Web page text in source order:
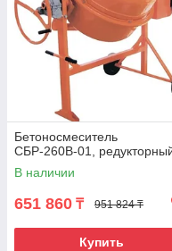
Бетоносмеситель
СБР-260В-01,
В наличии
651 860 ₸ 951 824 ₸
Купить